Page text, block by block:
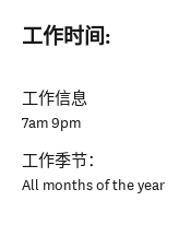
工作时间:
工作信息
7am 9pm
工作季节：
All months of the year